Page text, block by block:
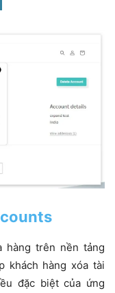
hàng trên nền tảng
khách hàng xóa tài
đặc biệt của ứng